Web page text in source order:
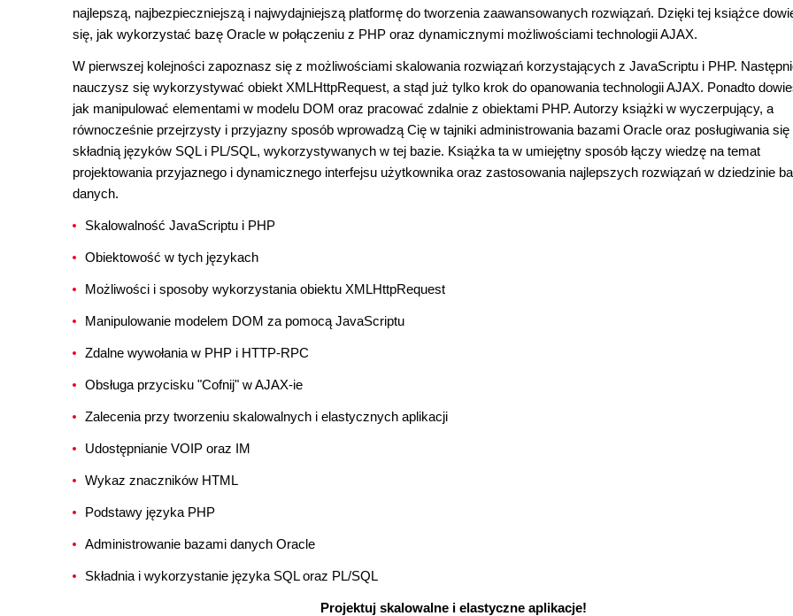
najlepszą, najbezpieczniejszą i najwydajniejszą platformę do tworzenia zaawansowanych rozwiązań. Dzięki tej książce
się, jak wykorzystać bazę Oracle w połączeniu z PHP oraz dynamicznymi możliwościami technologii AJAX.
W pierwszej kolejności zapoznasz się z możliwościami skalowania rozwiązań korzystających z JavaScriptu i PHP.
nauczysz się wykorzystywać obiekt XMLHttpRequest, a stąd już tylko krok do opanowania technologii AJAX. Ponadto
jak manipulować elementami w modelu DOM oraz pracować zdalnie z obiektami PHP. Autorzy książki w wyczerpujący, a
równocześnie przejrzysty i przyjazny sposób wprowadzą Cię w tajniki administrowania bazami Oracle oraz posługiwania się
składnią języków SQL i PL/SQL, wykorzystywanych w tej bazie. Książka ta w umiejętny sposób łączy wiedzę na temat
projektowania przyjaznego i dynamicznego interfejsu użytkownika oraz zastosowania najlepszych rozwiązań w dziedzinie
danych.
Skalowalność JavaScriptu i PHP
Obiektowość w tych językach
Możliwości i sposoby wykorzystania obiektu XMLHttpRequest
Manipulowanie modelem DOM za pomocą JavaScriptu
Zdalne wywołania w PHP i HTTP-RPC
Obsługa przycisku "Cofnij" w AJAX-ie
Zalecenia przy tworzeniu skalowalnych i elastycznych aplikacji
Udostępnianie VOIP oraz IM
Wykaz znaczników HTML
Podstawy języka PHP
Administrowanie bazami danych Oracle
Składnia i wykorzystanie języka SQL oraz PL/SQL
Projektuj skalowalne i elastyczne aplikacje!